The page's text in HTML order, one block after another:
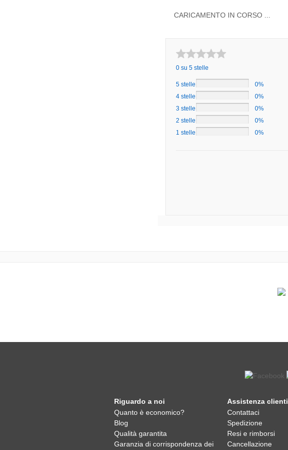
CARICAMENTO IN CORSO ...
0 su 5 stelle
5 stelle
0%
4 stelle
0%
3 stelle
0%
2 stelle
0%
1 stelle
0%
Riguardo a noi
Quanto è economico?
Blog
Qualità garantita
Garanzia di corrispondenza dei
Assistenza clienti
Contattaci
Spedizione
Resi e rimborsi
Cancellazione